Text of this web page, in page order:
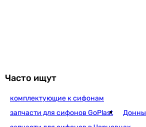
Часто ищут
комплектующие к сифонам
запчасти для сифонов GoPlast